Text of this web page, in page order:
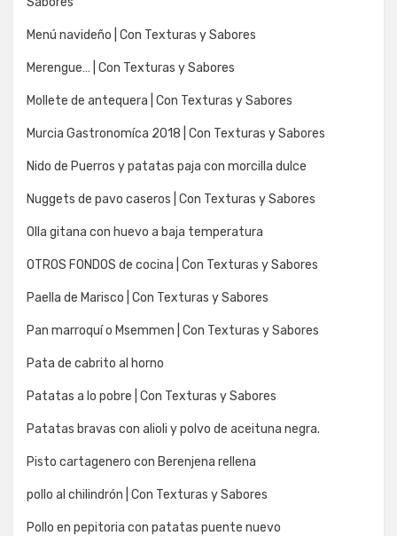
Menú navideño | Con Texturas y Sabores
Merengue… | Con Texturas y Sabores
Mollete de antequera | Con Texturas y Sabores
Murcia Gastronomíca 2018 | Con Texturas y Sabores
Nido de Puerros y patatas paja con morcilla dulce
Nuggets de pavo caseros | Con Texturas y Sabores
Olla gitana con huevo a baja temperatura
OTROS FONDOS de cocina | Con Texturas y Sabores
Paella de Marisco | Con Texturas y Sabores
Pan marroquí o Msemmen | Con Texturas y Sabores
Pata de cabrito al horno
Patatas a lo pobre | Con Texturas y Sabores
Patatas bravas con alioli y polvo de aceituna negra.
Pisto cartagenero con Berenjena rellena
pollo al chilindrón | Con Texturas y Sabores
Pollo en pepitoria con patatas puente nuevo